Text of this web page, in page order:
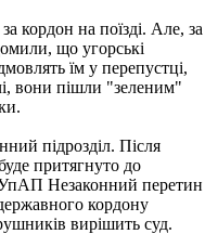
кордон на поїзді. Але, за
що угорські
їм у перепустці,
вони пішли "зеленим"
підрозділ. Після
притягнуто до
Незаконний перетин
кордону
вирішить суд.